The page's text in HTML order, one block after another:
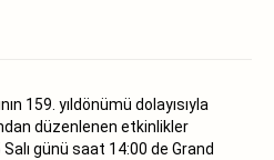
159. yıldönümü dolayısıyla
düzenlenen etkinlikler
günü saat 14:00 de Grand